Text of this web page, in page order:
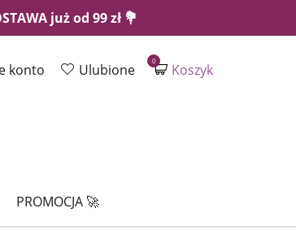
już od 99 zł 💐
konto Ulubione Koszyk
0
PROMOCJA 🚀